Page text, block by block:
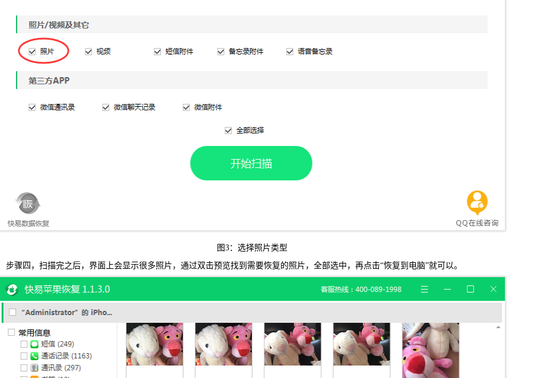
图3：选择照片类型
步骤四，扫描完之后，界面上会显示很多照片，通过双击预览找到需要恢复的照片，全部选中，再点击“恢复到电脑”就可以。